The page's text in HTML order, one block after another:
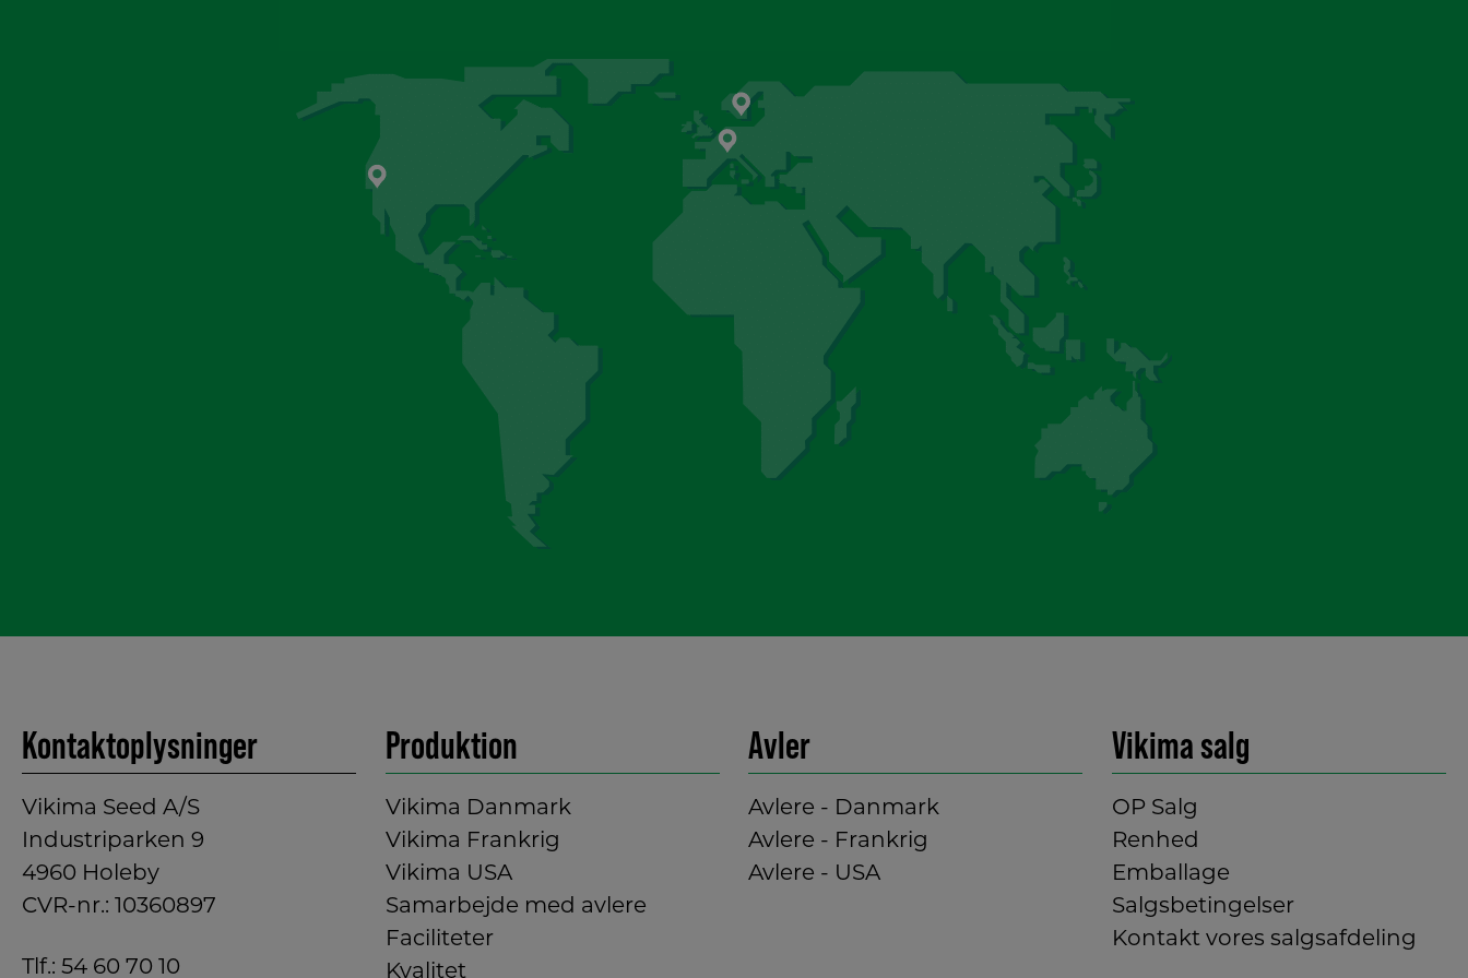
Kontaktoplysninger
Vikima Seed A/S
Industriparken 9
4960 Holeby
CVR-nr.: 10360897
Tlf.: 54 60 70 10
Produktion
Vikima Danmark
Vikima Frankrig
Vikima USA
Samarbejde med avlere
Faciliteter
Kvalitet
Avler
Avlere - Danmark
Avlere - Frankrig
Avlere - USA
Vikima salg
OP Salg
Renhed
Emballage
Salgsbetingelser
Kontakt vores salgsafdeling